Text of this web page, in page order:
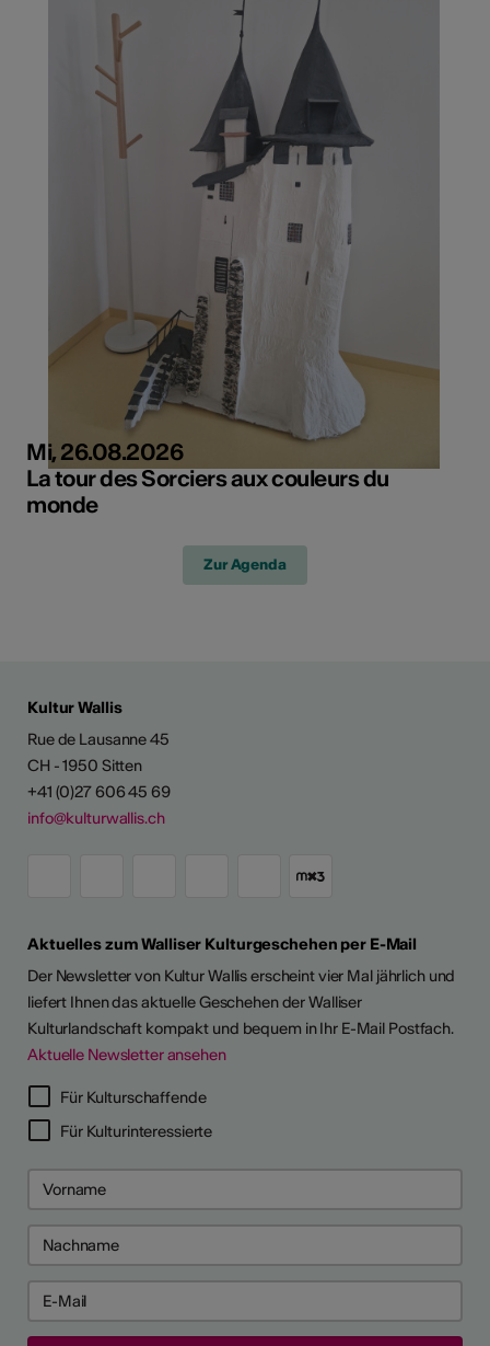
Mi, 26.08.2026
La tour des Sorciers aux couleurs du
monde
Zur Agenda
Kultur Wallis
Rue de Lausanne 45
CH - 1950 Sitten
+41 (0)27 606 45 69
info@kulturwallis.ch
Aktuelles zum Walliser Kulturgeschehen per E-Mail
Der Newsletter von Kultur Wallis erscheint vier Mal jährlich und
liefert Ihnen das aktuelle Geschehen der Walliser
Kulturlandschaft kompakt und bequem in Ihr E-Mail Postfach.
Aktuelle Newsletter ansehen
Für Kulturschaffende
Für Kulturinteressierte